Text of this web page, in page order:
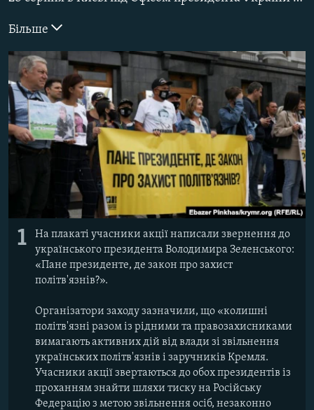
УКРАЇНСЬКА ПРОБЛЕМА КРИМУ
ІНФОГРАФІКА
Русский
Qırımtatar
ДОЛУЧАЙСЯ!
Усі сайти RFE/RL
Більше
1
На плакаті учасники акції написали звернення до
українського президента Володимира Зеленського:
«Пане президенте, де закон про захист
політв'язнів?».
Організатори заходу зазначили, що «колишні
політв'язні разом із рідними та правозахисниками
вимагають активних дій від влади зі звільнення
українських політв'язнів і заручників Кремля.
Учасники акції звертаються до обох президентів із
проханням знайти шляхи тиску на Російську
Федерацію з метою звільнення осіб, незаконно